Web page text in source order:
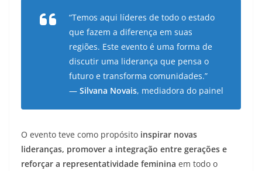
“Temos aqui líderes de todo o estado
que fazem a diferença em suas
regiões. Este evento é uma forma de
discutir uma liderança que pensa o
futuro e transforma comunidades.”
— Silvana Novais, mediadora do painel
O evento teve como propósito inspirar novas
lideranças, promover a integração entre gerações e
reforçar a representatividade feminina em todo o